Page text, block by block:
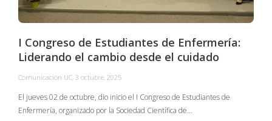
I Congreso de Estudiantes de Enfermería:
Liderando el cambio desde el cuidado
Comunicación UC, 3 octubre, 2025
El jueves 02 de octubre, dio inicio el I Congreso de Estudiantes de
Enfermería, organizado por la Sociedad Científica de…